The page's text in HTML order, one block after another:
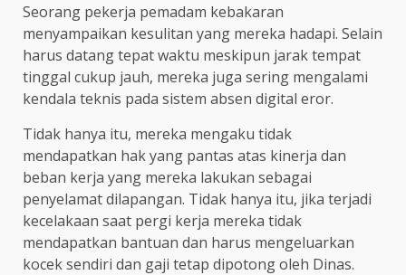
Seorang pekerja pemadam kebakaran
menyampaikan kesulitan yang mereka hadapi. Selain
harus datang tepat waktu meskipun jarak tempat
tinggal cukup jauh, mereka juga sering mengalami
kendala teknis pada sistem absen digital eror.
Tidak hanya itu, mereka mengaku tidak
mendapatkan hak yang pantas atas kinerja dan
beban kerja yang mereka lakukan sebagai
penyelamat dilapangan. Tidak hanya itu, jika terjadi
kecelakaan saat pergi kerja mereka tidak
mendapatkan bantuan dan harus mengeluarkan
kocek sendiri dan gaji tetap dipotong oleh Dinas.